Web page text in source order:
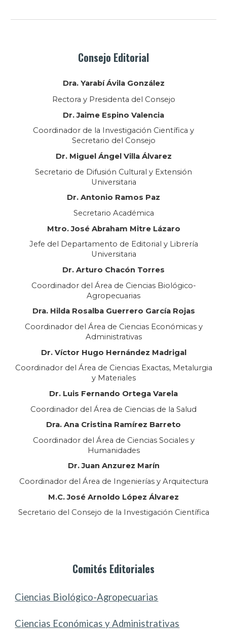
Consejo Editorial
Dra. Yarabí Ávila González
Rectora y Presidenta del Consejo
Dr.Jaime Espino Valencia
Coordinador de la Investigación Científica y
Secretario del Consejo
Dr. Miguel Ángel Villa Álvarez
Secretario de Difusión Cultural y Extensión
Universitaria
Dr. Antonio Ramos Paz
Secretario Académica
Mtro. José Abraham Mitre Lázaro
Jefe del Departamento de Editorial y Librería
Universitaria
Dr. Arturo Chacón Torres
Coordinador del Área de Ciencias Biológico-
Agropecuarias
Dra. Hilda Rosalba Guerrero García Rojas
Coordinador del Área de Ciencias Económicas y
Administrativas
Dr. Víctor Hugo Hernández Madrigal
Coordinador del Área de Ciencias Exactas, Metalurgia
y Materiales
Dr. Luis Fernando Ortega Varela
Coordinador del Área de Ciencias de la Salud
Dra. Ana Cristina Ramírez Barreto
Coordinador del Área de Ciencias Sociales y
Humanidades
Dr.Juan Anzurez Marín
Coordinador del Área de Ingenierías y Arquitectura
M.C. José Arnoldo López Álvarez
Secretario del Consejo de la Investigación Científica
Comités Editoriales
Ciencias Biológico-Agropecuarias
Ciencias Económicas y Administrativas